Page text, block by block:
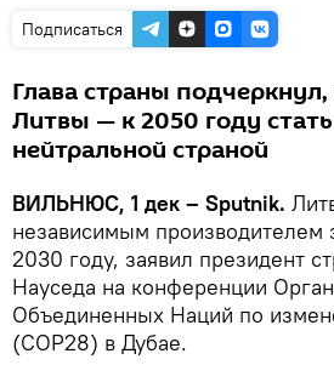
Подписаться
Глава страны
Литвы — к 2050 году
нейтральной страной
ВИЛЬНЮС, 1 дек – Sputnik.
независимым производителем
2030 году, заявил президент
Науседа на конференции
Объединенных Наций по
(COP28) в Дубае.